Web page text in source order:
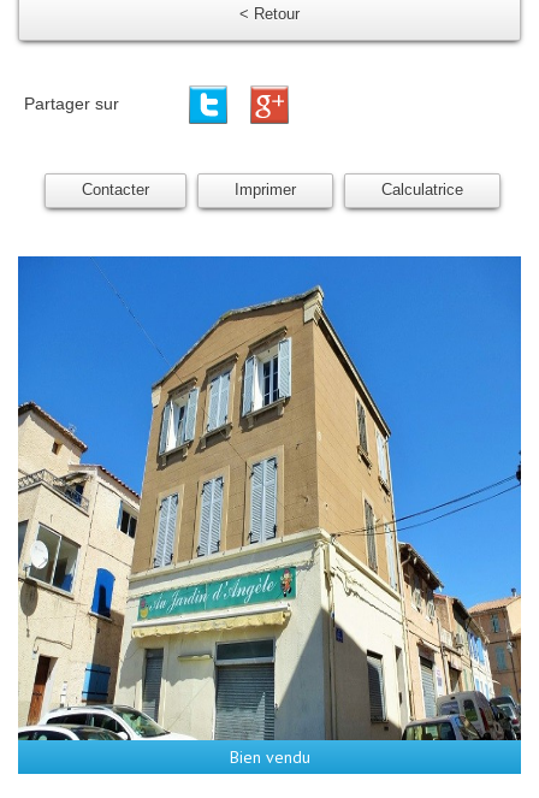
< Retour
Partager sur
Contacter Imprimer Calculatrice
Bien vendu